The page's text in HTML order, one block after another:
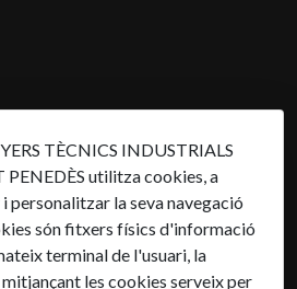
08800 Vilanova i la Geltrú
TÈCNICS INDUSTRIALS
PENEDÈS utilitza cookies, a
la seva navegació
són fitxers físics d'informació
terminal de l'usuari, la
les cookies serveix per